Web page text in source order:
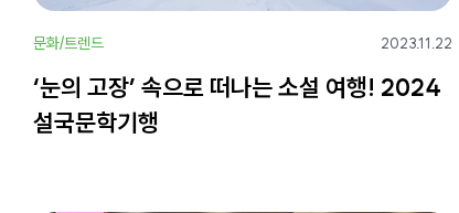
문화/트렌드 2023.11.22
‘눈의 고장’ 속으로 떠나는 소설 여행! 2024
설국문학기행